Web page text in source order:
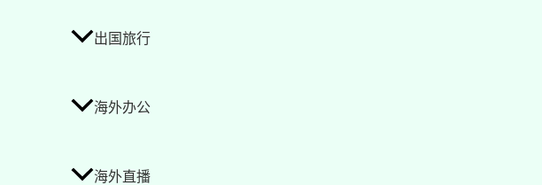
出国旅行
海外办公
海外直播